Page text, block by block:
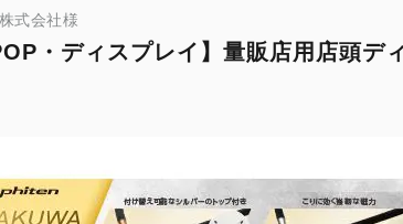
式会社様
・ディスプレイ】量販店用店頭